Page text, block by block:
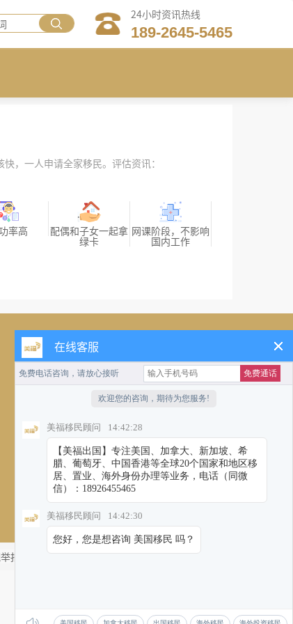
24小时资讯热线
189-2645-5465
，一人申请全家移民。评估资讯：
率高 配偶和子女一起拿
绿卡
网课阶段，不影响
国内工作
微信咨询 微信在线客服
报 | 技术支持:【壹起航】
在线客服